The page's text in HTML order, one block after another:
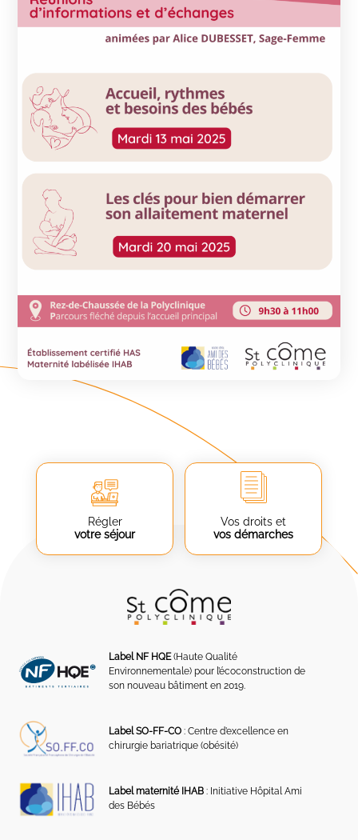
Régler
votre séjour
Vos droits et
vos démarches
Label NF HQE(Haute Qualité
Environnementale) pour l’écoconstruction de
son nouveau bâtiment en 2019.
Label SO-FF-CO : Centre d’excellence en
chirurgie bariatrique (obésité)
Label maternité IHAB : Initiative Hôpital Ami
des Bébés